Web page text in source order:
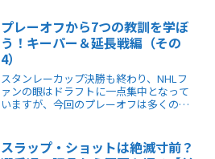
プレーオフから7つの教訓を学ぼ
う！キーパー＆延長戦編（その
4）
スタンレーカップ決勝も終わり、NHLフ
ァンの眼はドラフトに一点集中となって
いますが、今回のプレーオフは多くの問
オーバータイム（延長戦）問題も賛否両
論がありました。
スラップ・ショットは絶滅寸前？